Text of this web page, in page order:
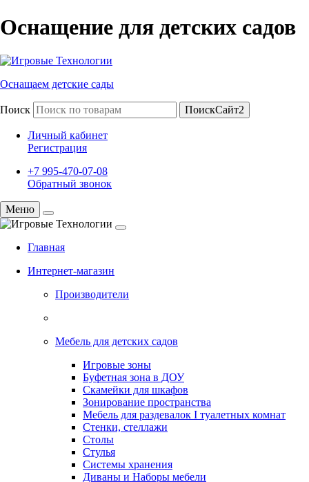
Оснащение для детских садов
Оснащаем детские сады
Поиск ПоискСайт2
Личный кабинет
Регистрация
+7 995-470-07-08
Обратный звонок
Меню
Главная
Интернет-магазин
Производители
Мебель для детских садов
Игровые зоны
Буфетная зона в ДОУ
Скамейки для шкафов
Зонирование пространства
Мебель для раздевалок I туалетных комнат
Стенки, стеллажи
Столы
Стулья
Системы хранения
Диваны и Наборы мебели